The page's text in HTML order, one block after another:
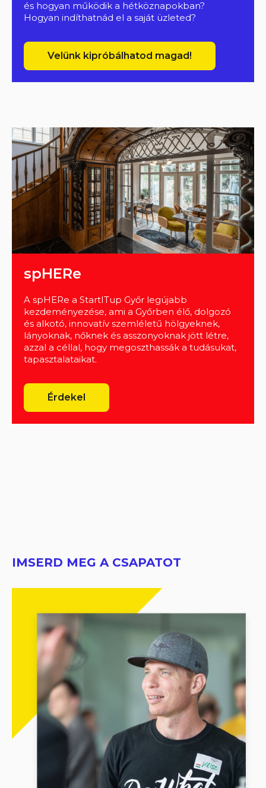
és hogyan működik a hétköznapokban?
Hogyan indíthatnád el a saját üzleted?
Velünk kipróbálhatod magad!
spHERe
A spHERe a StartITup Győr legújabb
kezdeményezése, ami a Győrben élő, dolgozó
és alkotó, innovatív szemléletű hölgyeknek,
lányoknak, nőknek és asszonyoknak jött létre,
azzal a céllal, hogy megoszthassák a tudásukat,
tapasztalataikat.
Érdekel
IMSERD MEG A CSAPATOT